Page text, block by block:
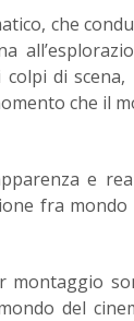
che
di scena,
che il
e
fra mondo
montaggio
del